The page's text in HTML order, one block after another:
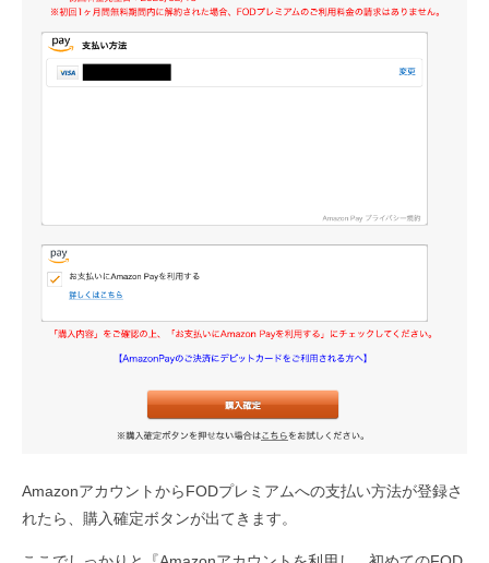
AmazonアカウントからFODプレミアムへの支払い方法が登録さ
れたら、購入確定ボタンが出てきます。